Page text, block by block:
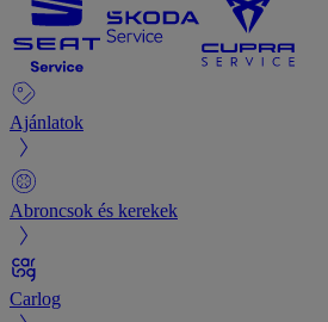
Ajánlatok
Abroncsok és kerekek
Carlog